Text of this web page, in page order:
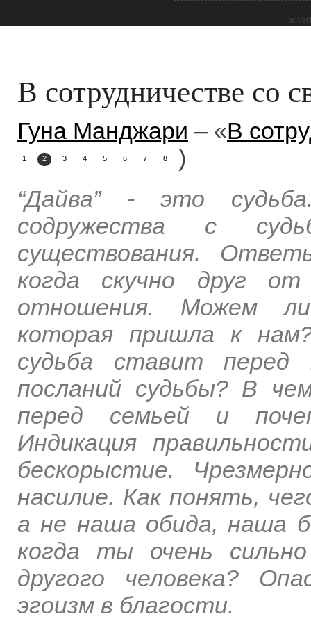
В сотрудничестве со
Гуна Манджари – «В
1 2 3 4 5 6 7 8
)
“Дайва” - это
содружества с
существования.
когда скучно друг
отношения. Можем
которая пришла к
судьба ставит
посланий судьбы? В
перед семьей и
Индикация
бескорыстие.
насилие. Как понять,
а не наша обида, наша
когда ты очень
другого человека?
эгоизм в благости.